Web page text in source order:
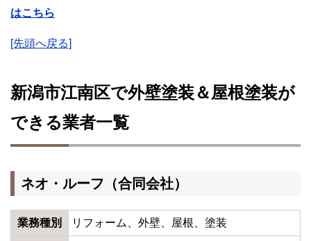
はこちら
[先頭へ戻る]
新潟市江南区で外壁塗装＆屋根塗装が
できる業者一覧
ネオ・ルーフ（合同会社）
業務種別 リフォーム、外壁、屋根、塗装